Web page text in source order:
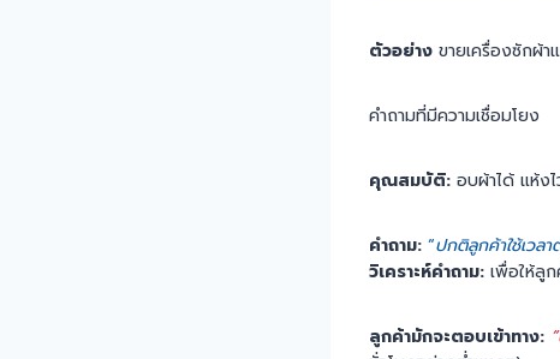
ตัวอย่าง ขายเครื่องซักผ้า
คำถามที่มีความเชื่อมโยง
คุณสมบัติ: อบผ้าได้ แห้ง
คำถาม: “ปกติลูกค้าใช้เวล
วิเคราะห์คำถาม: เพื่อให้ลู
ลูกค้ามักจะตอบเข้าทาง: